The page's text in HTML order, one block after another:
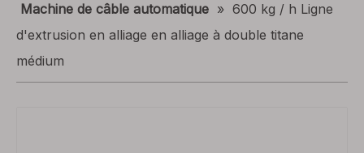
Machine de câble automatique » 600 kg / h Ligne
d'extrusion en alliage en alliage à double titane
médium